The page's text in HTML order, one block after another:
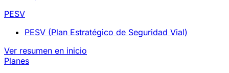
PESV
PESV (Plan Estratégico de Seguridad Vial)
Ver resumen en inicio
Planes